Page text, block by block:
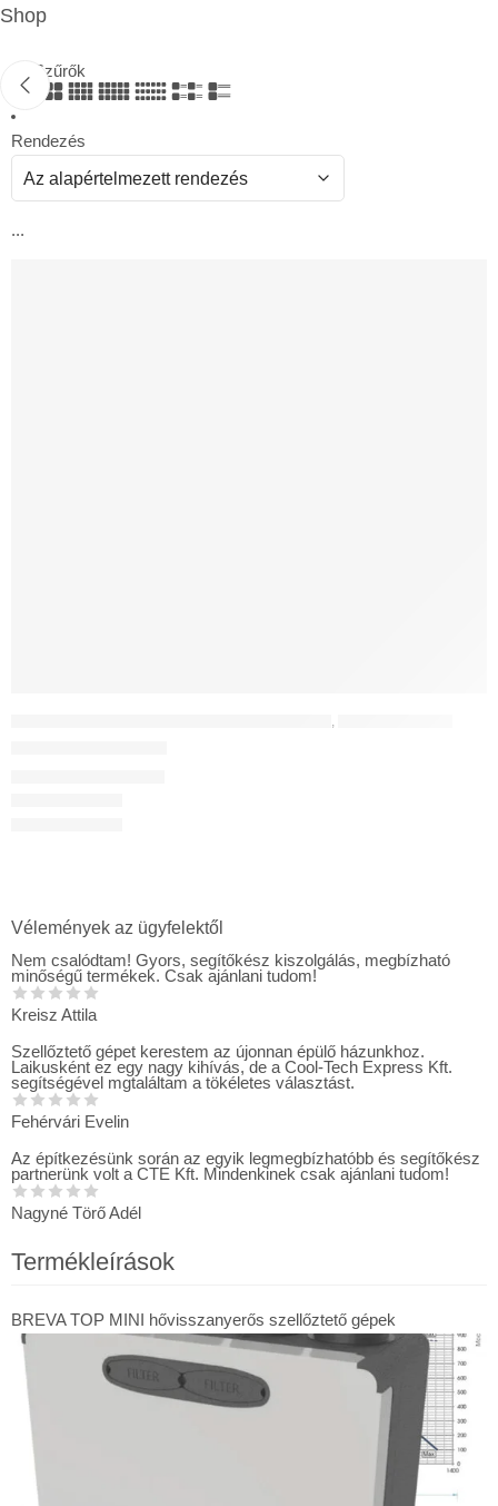
Shop
Szűrők
Rendezés
...
Vélemények az ügyfelektől
Nem csalódtam! Gyors, segítőkész kiszolgálás, megbízható
minőségű termékek. Csak ajánlani tudom!
Kreisz Attila
Szellőztető gépet kerestem az újonnan épülő házunkhoz.
Laikusként ez egy nagy kihívás, de a Cool-Tech Express Kft.
segítségével mgtaláltam a tökéletes választást.
Fehérvári Evelin
Az építkezésünk során az egyik legmegbízhatóbb és segítőkész
partnerünk volt a CTE Kft. Mindenkinek csak ajánlani tudom!
Nagyné Törő Adél
Termékleírások
BREVA TOP MINI hővisszanyerős szellőztető gépek